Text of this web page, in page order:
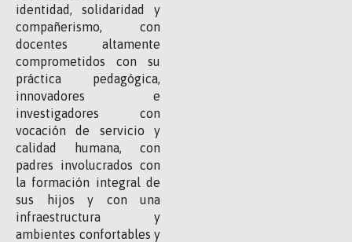
identidad, solidaridad y
compañerismo, con
docentes altamente
comprometidos con su
práctica pedagógica,
innovadores e
investigadores con
vocación de servicio y
calidad humana, con
padres involucrados con
la formación integral de
sus hijos y con una
infraestructura y
ambientes confortables y